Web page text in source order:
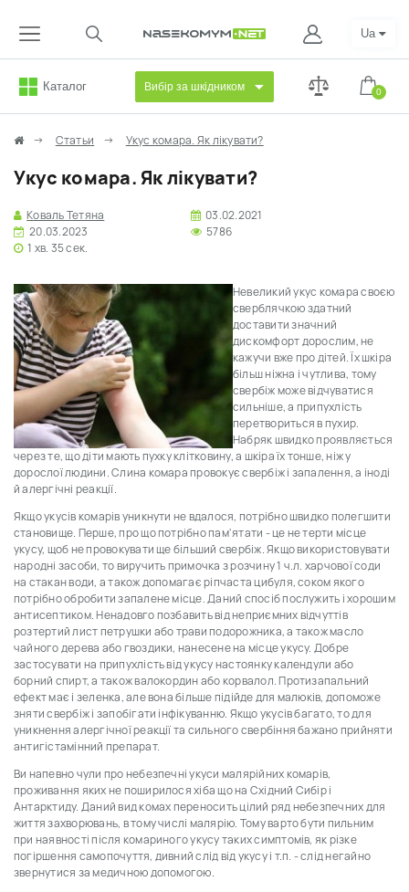
Каталог Вибір за шкідником 0
Ua
Статьи Укус комара. Як лікувати?
Укус комара. Як лікувати?
Коваль Тетяна
03.02.2021
20.03.2023
5786
1 хв. 35 сек.
Невеликий укус комара своєю
сверблячкою здатний
доставити значний
дискомфорт дорослим, не
кажучи вже про дітей. Їх шкіра
більш ніжна і чутлива, тому
свербіж може відчуватися
сильніше, а припухлість
перетвориться в пухир.
Набряк швидко проявляється
через те, що діти маютьпухкуклітковину, а шкіра їх тонше, ніж у
дорослої людини. Слина комара провокує свербіж і запалення, а іноді
й алергічні реакції.
Якщо укусів комарів уникнути не вдалося, потрібно швидко полегшити
становище. Перше, про що потрібно пам'ятати - це не терти місце
укусу, щоб не провокувати ще більший свербіж. Якщо використовувати
народні засоби, то виручить примочка з розчину 1 ч.л. харчової соди
на стакан води, а також допомагає ріпчаста цибуля, соком якого
потрібно обробити запалене місце. Даний спосіб послужить і хорошим
антисептиком. Ненадовго позбавить від неприємних відчуттів
розтертий лист петрушки або трави подорожника, а також масло
чайного дерева або гвоздики, нанесене на місце укусу. Добре
застосувати на припухлість від укусу настоянку календули або
борний спирт, а також валокордин або корвалол. Протизапальний
ефект має і зеленка, але вона більше підійде для малюків, допоможе
зняти свербіж і запобігати інфікуванню. Якщо укусів багато, то для
уникнення алергічної реакції та сильного свербіння бажано прийняти
антигістамінний препарат.
Ви напевно чули про небезпечні укуси малярійних комарів,
проживання яких не поширилося хіба що на Східний Сибір і
Антарктиду. Даний вид комах переносить цілий ряд небезпечних для
життя захворювань, в тому числі малярію. Тому варто бути пильним
при наявності після комариного укусу таких симптомів, як різке
погіршення самопочуття, дивний слід від укусу і т.п. - слід негайно
звернутися за медичною допомогою.